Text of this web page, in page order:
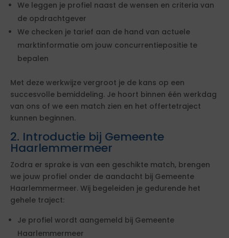
We leggen je profiel naast de wensen en criteria van
de opdrachtgever
We checken je tarief aan de hand van actuele
marktinformatie om jouw concurrentiepositie te
bepalen
Met deze werkwijze vergroot je de kans op een
succesvolle bemiddeling. Je hoort binnen één werkdag
van ons of we een match zien en het offertetraject
kunnen beginnen.
2. Introductie bij Gemeente
Haarlemmermeer
Zodra er sprake is van een geschikte match, brengen
we jouw profiel onder de aandacht bij Gemeente
Haarlemmermeer. Wij begeleiden je gedurende het
gehele traject:
Je profiel wordt aangemeld bij Gemeente
Haarlemmermeer